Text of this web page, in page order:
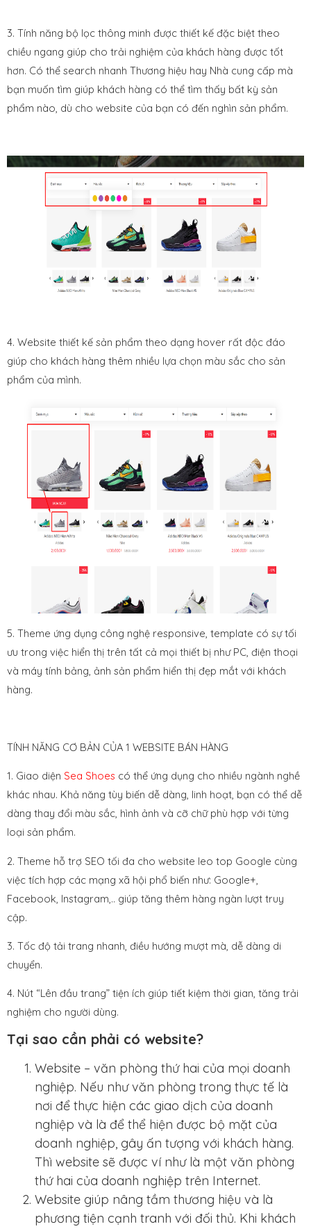
3. Tính năng bộ lọc thông minh được thiết kế đặc biệt theo
chiều ngang giúp cho trải nghiệm của khách hàng được tốt
hơn. Có thể search nhanh Thương hiệu hay Nhà cung cấp mà
bạn muốn tìm giúp khách hàng có thể tìm thấy bất kỳ sản
phẩm nào, dù cho website của bạn có đến nghìn sản phẩm.
4. Website thiết kế sản phẩm theo dạng hover rất độc đáo
giúp cho khách hàng thêm nhiều lựa chọn màu sắc cho sản
phẩm của mình.
5. Theme ứng dụng công nghệ responsive, template có sự tối
ưu trong việc hiển thị trên tất cả mọi thiết bị như PC, điện thoại
và máy tính bảng, ảnh sản phẩm hiển thị đẹp mắt với khách
hàng.
TÍNH NĂNG CƠ BẢN CỦA 1 WEBSITE BÁN HÀNG
1. Giao diện Sea Shoes có thể ứng dụng cho nhiều ngành nghề
khác nhau. Khả năng tùy biến dễ dàng, linh hoạt, bạn có thể dễ
dàng thay đổi màu sắc, hình ảnh và cỡ chữ phù hợp với từng
loại sản phẩm.
2. Theme hỗ trợ SEO tối đa cho website leo top Google cùng
việc tích hợp các mạng xã hội phổ biến như: Google+,
Facebook, Instagram,.. giúp tăng thêm hàng ngàn lượt truy
cập.
3. Tốc độ tải trang nhanh, điều hướng mượt mà, dễ dàng di
chuyển.
4. Nút “Lên đầu trang” tiện ích giúp tiết kiệm thời gian, tăng trải
nghiệm cho người dùng.
Tại sao cần phải có website?
Website – văn phòng thứ hai của mọi doanh
nghiệp. Nếu như văn phòng trong thực tế là
nơi để thực hiện các giao dịch của doanh
nghiệp và là để thể hiện được bộ mặt của
doanh nghiệp, gây ấn tượng với khách hàng.
Thì website sẽ được ví như là một văn phòng
thứ hai của doanh nghiệp trên Internet.
Website giúp nâng tầm thương hiệu và là
phương tiện cạnh tranh với đối thủ. Khi khách